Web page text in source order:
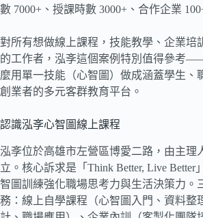
數 7000+、授課時數 3000+、合作企業
對所有想做線上課程，技能教學、企業培
的工作者，泓斈這個案例特別值得參考
麼用單一技能（心智圖）做成涵蓋學生、
創業者的多元客群教育平台。
認識泓斈心智圖線上課程
泓斈位於高雄市左營區博愛二路，由主理
立。核心訴求是「Think Better, Live
智圖訓練強化職場思考力與生活決策力。
務：線上自學課程（心智圖入門、資料整